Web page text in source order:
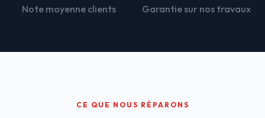
Note moyenne clients Garantie sur nos travaux
CE QUE NOUS RÉPARONS